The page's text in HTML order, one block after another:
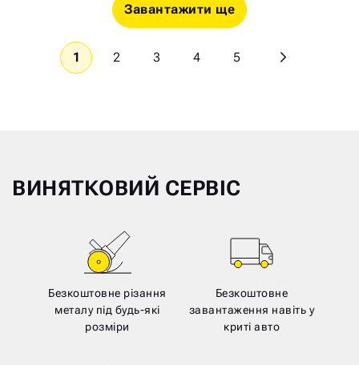
Завантажити ще
1 2 3 4 5
ВИНЯТКОВИЙ СЕРВІС
Безкоштовне різання
металу під будь-які
розміри
Безкоштовне
завантаження навіть у
криті авто